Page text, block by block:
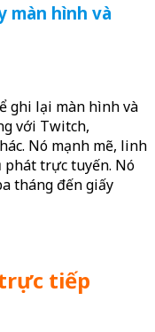
màn hình và
ghi lại màn hình và
với Twitch,
Nó mạnh mẽ, linh
phát trực tuyến. Nó
tháng đến giấy
tiếp